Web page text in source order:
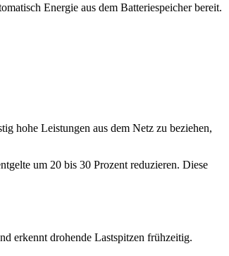
Energie aus dem Batteriespeicher bereit.
hohe Leistungen aus dem Netz zu beziehen,
um 20 bis 30 Prozent reduzieren. Diese
erkennt drohende Lastspitzen frühzeitig.